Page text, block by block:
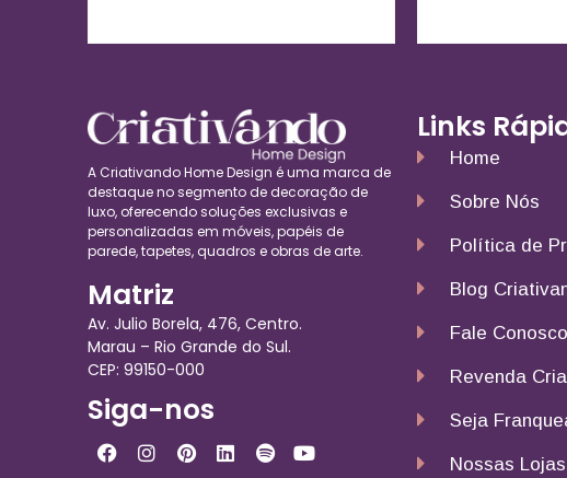
A Criativando Home Design é uma marca de
destaque no segmento de decoração de
luxo, oferecendo soluções exclusivas e
personalizadas em móveis, papéis de
parede, tapetes, quadros e obras de arte.
Matriz
Av. Julio Borela, 476, Centro.
Marau – Rio Grande do Sul.
CEP: 99150-000
Siga-nos
Links
Home
Sobre Nós
Política de
Blog
Fale Conosco
Revenda
Seja
Nossas Lojas